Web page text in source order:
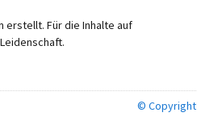
erstellt. Für die Inhalte auf
© Copyright